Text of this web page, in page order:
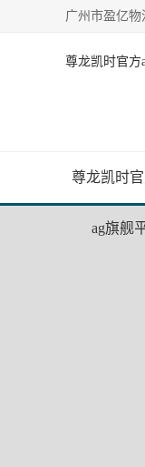
尊龙凯时官方
尊龙凯时
ag旗舰